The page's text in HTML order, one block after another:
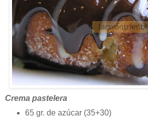
Crema pastelera
65 gr. de azúcar (35+30)